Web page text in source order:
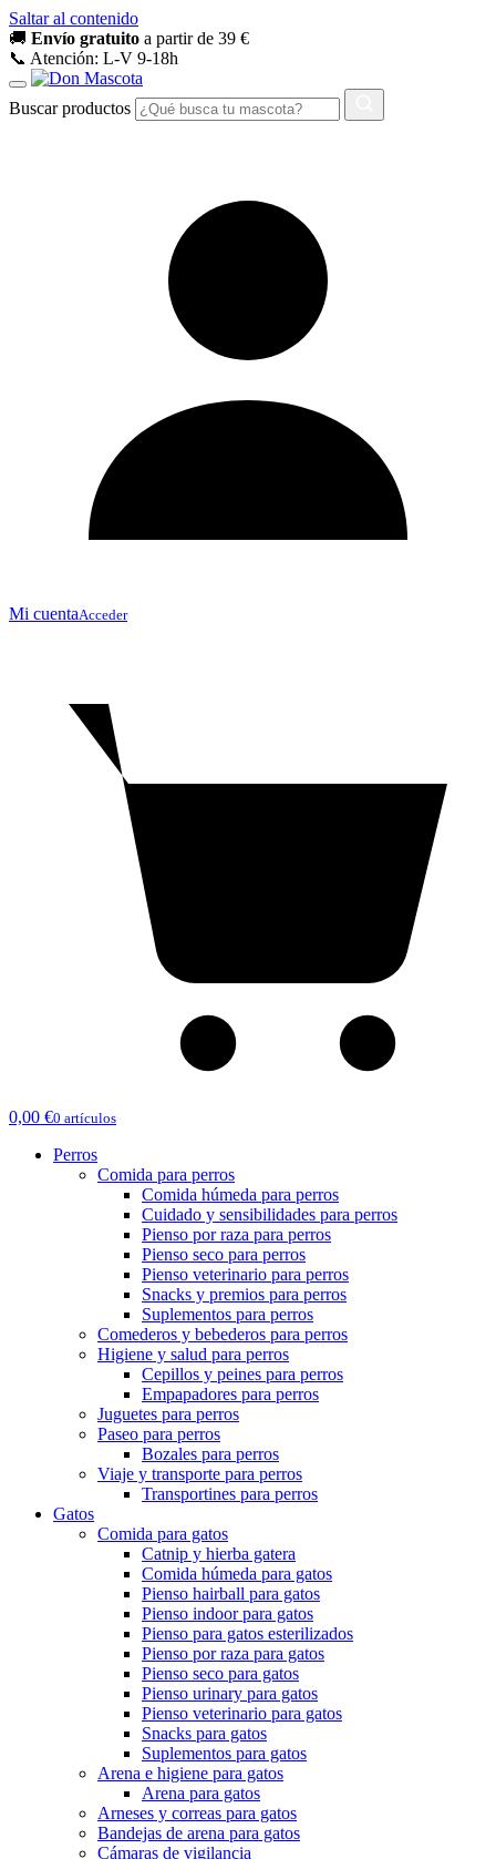
Saltar al contenido
🚚 Envío gratuito a partir de 39 €
📞 Atención: L-V 9-18h
Buscar productos
Mi cuentaAcceder
0,00 €0 artículos
Perros
Comida para perros
Comida húmeda para perros
Cuidado y sensibilidades para perros
Pienso por raza para perros
Pienso seco para perros
Pienso veterinario para perros
Snacks y premios para perros
Suplementos para perros
Comederos y bebederos para perros
Higiene y salud para perros
Cepillos y peines para perros
Empapadores para perros
Juguetes para perros
Paseo para perros
Bozales para perros
Viaje y transporte para perros
Transportines para perros
Gatos
Comida para gatos
Catnip y hierba gatera
Comida húmeda para gatos
Pienso hairball para gatos
Pienso indoor para gatos
Pienso para gatos esterilizados
Pienso por raza para gatos
Pienso seco para gatos
Pienso urinary para gatos
Pienso veterinario para gatos
Snacks para gatos
Suplementos para gatos
Arena e higiene para gatos
Arena para gatos
Arneses y correas para gatos
Bandejas de arena para gatos
Cámaras de vigilancia